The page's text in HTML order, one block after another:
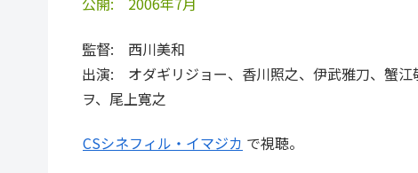
監督: 西川美和
出演: オダギリジョー、香川照之、伊武雅刀、蟹
ヲ、尾上寛之
CSシネフィル・イマジカ で視聴。